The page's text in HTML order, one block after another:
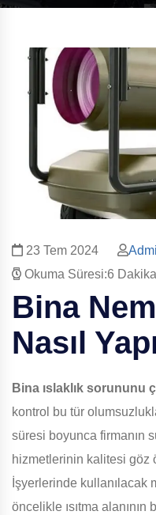
23 Tem 2024
Okuma Süresi:6 Dakika
Bina
Nasıl
Bina ıslaklık sorununu
kontrol bu tür
süresi boyunca firmanın
hizmetlerinin kalitesi göz
İşyerlerinde kullanılacak
öncelikle ısıtma alanının